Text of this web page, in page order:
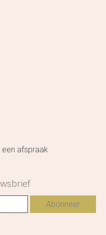
een afspraak
Abonneer